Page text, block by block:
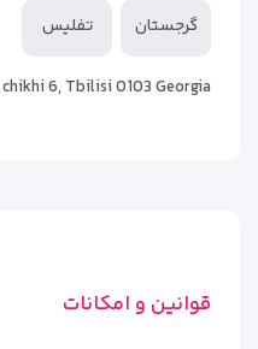
تلویزیون صفحه‌تخت با
اینترنت بی‌سیم رایگان در اتاق‌ها
ایساکا تفلیس انتخابی مناسب
گرجستان تفلیس
chikhi 6, Tbilisi 0103 Georgia
قوانین و امکانات